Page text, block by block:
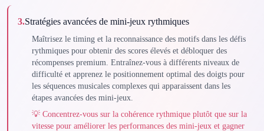
3.Stratégies avancées de mini-jeux rythmiques
Maîtrisez le timing et la reconnaissance des motifs dans les défis
rythmiques pour obtenir des scores élevés et débloquer des
récompenses premium. Entraînez-vous à différents niveaux de
difficulté et apprenez le positionnement optimal des doigts pour
les séquences musicales complexes qui apparaissent dans les
étapes avancées des mini-jeux.
💡 Concentrez-vous sur la cohérence rythmique plutôt que sur la
vitesse pour améliorer les performances des mini-jeux et gagner